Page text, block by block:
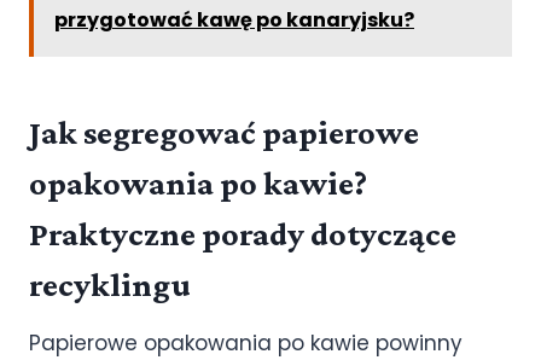
przygotować kawę po kanaryjsku?
Jak segregować papierowe
opakowania po kawie?
Praktyczne porady dotyczące
recyklingu
Papierowe opakowania po kawie powinny